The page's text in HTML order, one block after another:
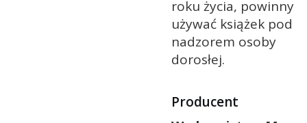
roku życia, powinny
używać książek pod
nadzorem osoby
dorosłej.
Producent